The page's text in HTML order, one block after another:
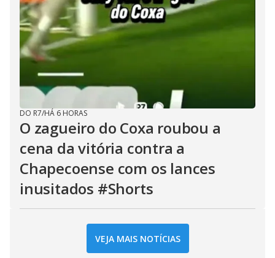
DO R7/HÁ 6 HORAS
O zagueiro do Coxa roubou a
cena da vitória contra a
Chapecoense com os lances
inusitados #Shorts
VEJA MAIS NOTÍCIAS